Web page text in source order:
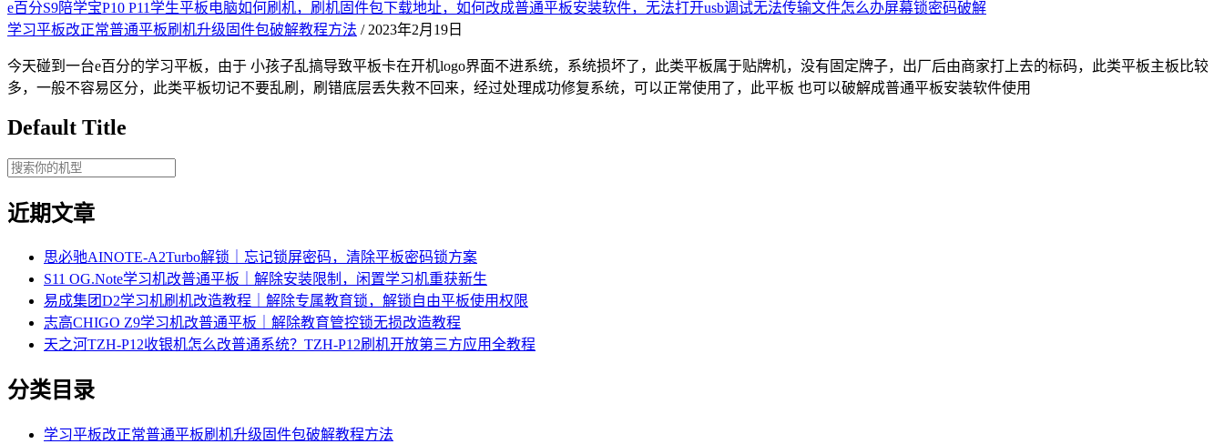
e百分S9陪学宝P10 P11学生平板电脑如何刷机，刷机固件包下载地址，如何改成普通平板安装软件，无法打开usb调试无法传输文件怎么办屏幕锁密码破解
学习平板改正常普通平板刷机升级固件包破解教程方法 / 2023年2月19日
今天碰到一台e百分的学习平板，由于 小孩子乱搞导致平板卡在开机logo界面不进系统，系统损坏了，此类平板属于贴牌机，没有固定牌子，出厂后由商家打上去的标码，此类平板主板比较
多，一般不容易区分，此类平板切记不要乱刷，刷错底层丢失救不回来，经过处理成功修复系统，可以正常使用了，此平板 也可以破解成普通平板安装软件使用
Default Title
近期文章
思必驰AINOTE‑A2Turbo解锁｜忘记锁屏密码，清除平板密码锁方案
S11 OG.Note学习机改普通平板｜解除安装限制，闲置学习机重获新生
易成集团D2学习机刷机改造教程｜解除专属教育锁，解锁自由平板使用权限
志高CHIGO Z9学习机改普通平板｜解除教育管控锁无损改造教程
天之河TZH-P12收银机怎么改普通系统？TZH-P12刷机开放第三方应用全教程
分类目录
学习平板改正常普通平板刷机升级固件包破解教程方法